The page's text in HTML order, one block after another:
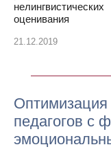
оценивания
21.12.2019
Оптимизация
педагогов с